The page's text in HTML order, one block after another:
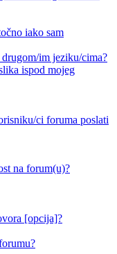
iako sam
im jeziku/cima?
ispod mojeg
ci foruma poslati
na forum(u)?
[opcija]?